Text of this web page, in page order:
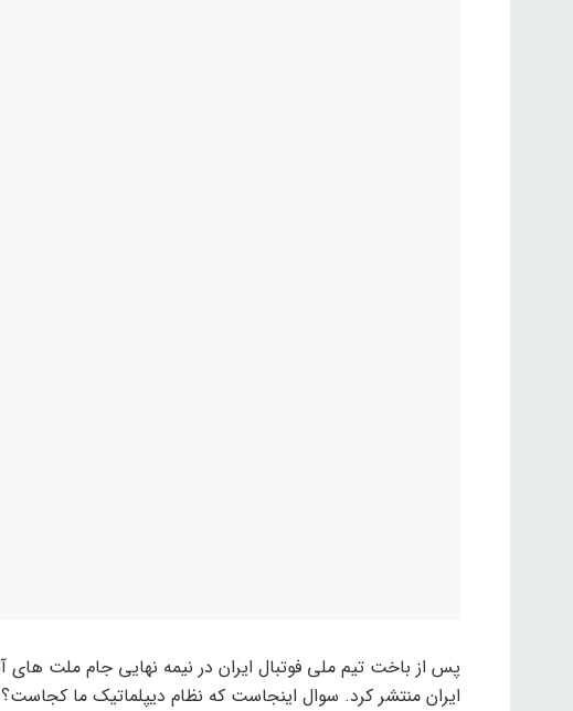
پس از باخت تیم ملی فوتبال ایران در نیمه نهایی جام ملت های
ایران منتشر کرد. سوال اینجاست که نظام دیپلماتیک ما کجاست؟